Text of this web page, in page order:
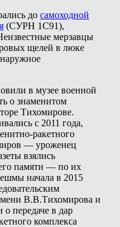
до самоходной
(СУРН 1С91),
мерзавцы
щелей в люке
в музее военной
о знаменитом
Тихомирове.
с 2011 года,
ракетного
— уроженец
взялись
памяти — по их
начала в 2015
В.В.Тихомирова и
передаче в дар
комплекса